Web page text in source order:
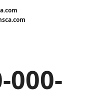
000-